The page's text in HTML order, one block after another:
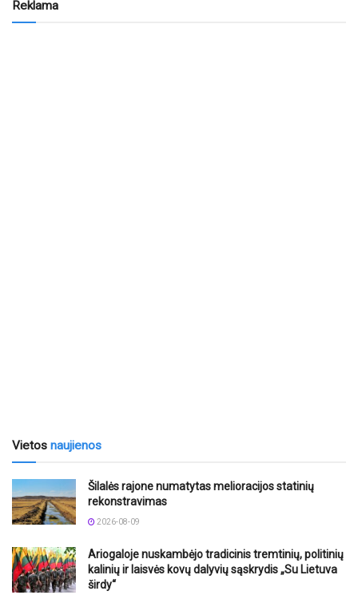
Reklama
Vietos naujienos
Šilalės rajone numatytas melioracijos statinių
rekonstravimas
2026-08-09
Ariogaloje nuskambėjo tradicinis tremtinių, politinių
kalinių ir laisvės kovų dalyvių sąskrydis „Su Lietuva
širdy“